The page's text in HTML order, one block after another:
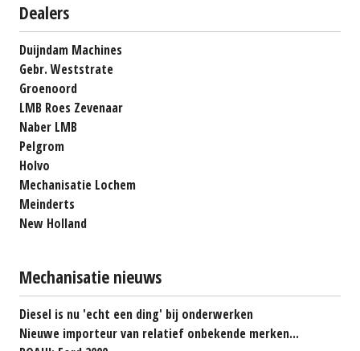
Dealers
Duijndam Machines
Gebr. Weststrate
Groenoord
LMB Roes Zevenaar
Naber LMB
Pelgrom
Holvo
Mechanisatie Lochem
Meinderts
New Holland
Mechanisatie nieuws
Diesel is nu 'echt een ding' bij onderwerken
Nieuwe importeur van relatief onbekende merken...